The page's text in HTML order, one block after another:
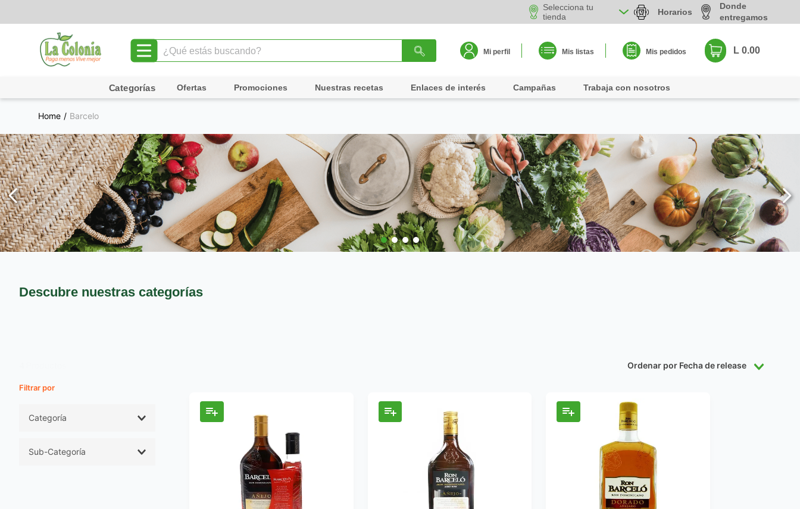
Selecciona tu
tienda
Horarios
Donde
entregamos
¿Qué estás buscando?
Mi perfil Mis listas Mis pedidos L 0.00
Ofertas Promociones Nuestras recetas Enlaces de interés Campañas Trabaja con nosotros
Barcelo
Descubre nuestras categorías
Ordenar por Fecha de release
Categoría
Vinos
Sub-Categoría
TÉRMINOS MÁS BUSCADOS
1.
leche
2.
chocolate
3.
cafe
4.
queso
5.
galletas
6.
pollo
7.
shampoo
8.
yogurt
10. azucar